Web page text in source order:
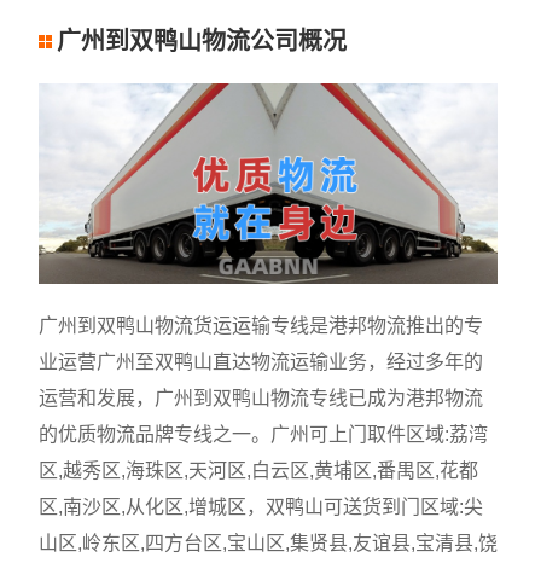
广州到双鸭山物流公司概况
广州到双鸭山物流货运运输专线是港邦物流推出的专
业运营广州至双鸭山直达物流运输业务，经过多年的
运营和发展，广州到双鸭山物流专线已成为港邦物流
的优质物流品牌专线之一。广州可上门取件区域:荔湾
区,越秀区,海珠区,天河区,白云区,黄埔区,番禺区,花都
区,南沙区,从化区,增城区，双鸭山可送货到门区域:尖
山区,岭东区,四方台区,宝山区,集贤县,友谊县,宝清县,饶